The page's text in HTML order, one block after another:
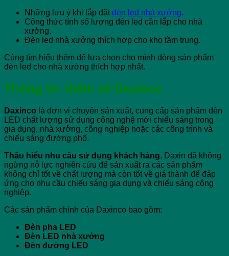
Những lưu ý khi lắp đặt đèn led nhà xưởng.
Công thức tính số lượng đèn led cần lắp cho nhà
xưởng.
Đèn led nhà xưởng thích hợp cho kho tầm trung.
Cùng tìm hiểu thêm để lựa chọn cho mình dòng sản phẩm
đèn led cho nhà xưởng thích hợp nhất.
Thông tin thêm về Daxinco
Daxinco là đơn vị chuyên sản xuất, cung cấp sản phẩm đèn
LED chất lượng sử dụng công nghệ mới chiếu sáng trong
gia dụng, nhà xưởng, công nghiệp hoặc các công trình và
chiếu sáng đường phố.
Thấu hiểu nhu cầu sử dụng khách hàng, Daxin đã không
ngừng nỗ lực nghiên cứu để sản xuất ra các sản phẩm
không chỉ tốt về chất lượng mà còn tốt về giá thành để đáp
ứng cho nhu cầu chiếu sáng gia dụng và chiếu sáng công
nghiệp.
Các sản phẩm chính của Daxinco bao gồm:
Đèn pha LED
Đèn LED nhà xưởng
Đèn đường LED